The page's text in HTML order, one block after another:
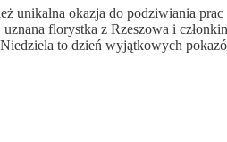
okazja do podziwiania
uznana florystka z Rzeszowa i
to dzień wyjątkowych